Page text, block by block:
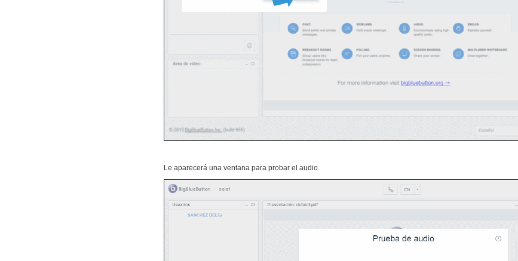
Le aparecerá una ventana para probar el audio.